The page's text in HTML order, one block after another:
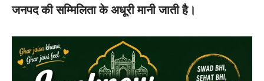
जनपद की सम्मिलिता के अधूरी मानी जाती है।